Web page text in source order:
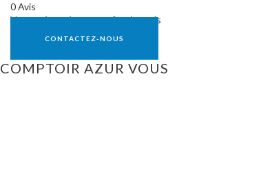
0 Avis
Vente réservée aux professionnels
CONTACTEZ-NOUS
COMPTOIR AZUR VOUS